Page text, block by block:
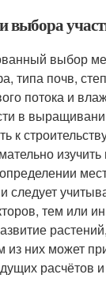
выбора
выбор
типа почв,
потока и
в
к
следует
тем или
них может
расчётов